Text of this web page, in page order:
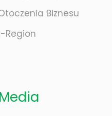
Biznesu
Region